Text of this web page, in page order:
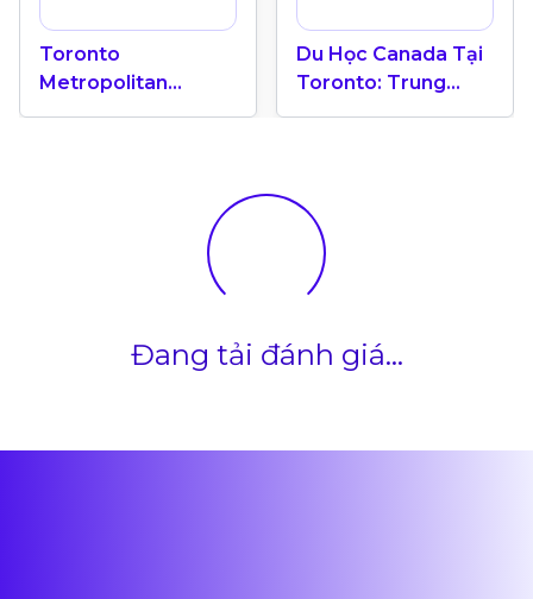
Toronto
Metropolitan
University “Ốc Đảo
Du Học Canada Tại
Toronto: Trung
Tâm Giáo Dục Quốc
Đang tải đánh giá...